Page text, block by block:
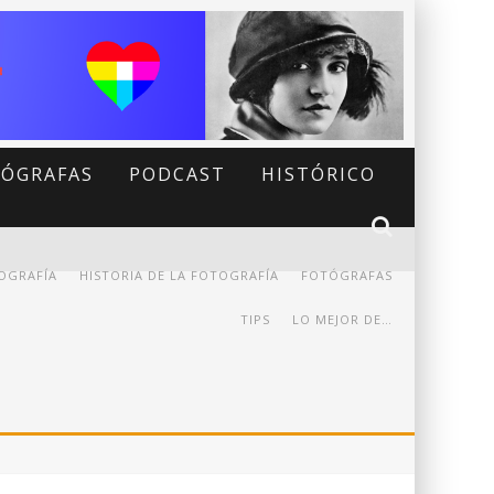
PODCAST HISTÓRICO
FOTÓGRAFAS
HISTORIA DE LA FOTOGRAFÍA
LO MEJOR DE…
TIPS